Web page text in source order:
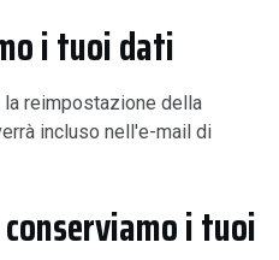
i tuoi dati
la reimpostazione della
incluso nell'e-mail di
i tuoi